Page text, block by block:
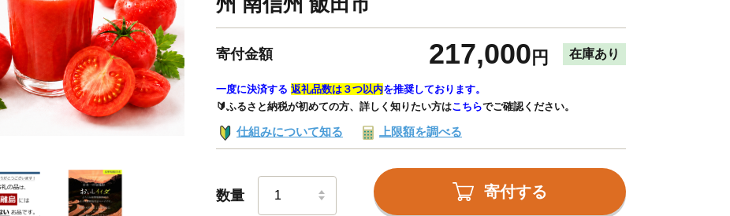
寄付金額 217,000 円 在庫あり
一度に決済する 返礼品数は３つ以内を推奨しております。
🔰ふるさと納税が初めての方、詳しく知りたい方はこちらでご確認ください。
仕組みについて知る 上限額を調べる
数量 寄付する